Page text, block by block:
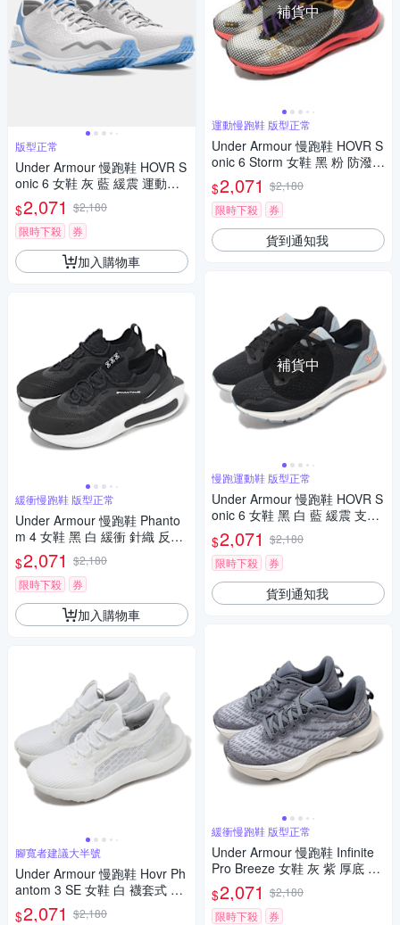
版型正常
Under Armour 慢跑鞋 HOVR S
onic 6 女鞋 灰 藍 緩震 運動鞋
UA 3026128107
$2,071 $2,180
限時下殺
券
加入購物車
緩衝慢跑鞋 版型正常
Under Armour 慢跑鞋 Phanto
m 4 女鞋 黑 白 緩衝 針織 反光
運動鞋 UA 3027594003
$2,071 $2,180
限時下殺
券
加入購物車
腳寬者建議大半號
Under Armour 慢跑鞋 Hovr Ph
antom 3 SE 女鞋 白 襪套式 針
織鞋面 緩震 運動鞋 UA 30265
$2,071 $2,180
補貨中
運動慢跑鞋 版型正常
Under Armour 慢跑鞋 HOVR S
onic 6 Storm 女鞋 黑 粉 防潑水
運動鞋 緩震 路跑 UA 3026553
300
$2,071 $2,180
限時下殺
券
貨到通知我
補貨中
慢跑運動鞋 版型正常
Under Armour 慢跑鞋 HOVR S
onic 6 女鞋 黑 白 藍 緩震 支撐
運動鞋 UA 3026128004
$2,071 $2,180
限時下殺
券
貨到通知我
緩衝慢跑鞋 版型正常
Under Armour 慢跑鞋 Infinite
Pro Breeze 女鞋 灰 紫 厚底 緩
衝 輕量 運動鞋 UA 302719710
0
$2,071 $2,180
限時下殺
券